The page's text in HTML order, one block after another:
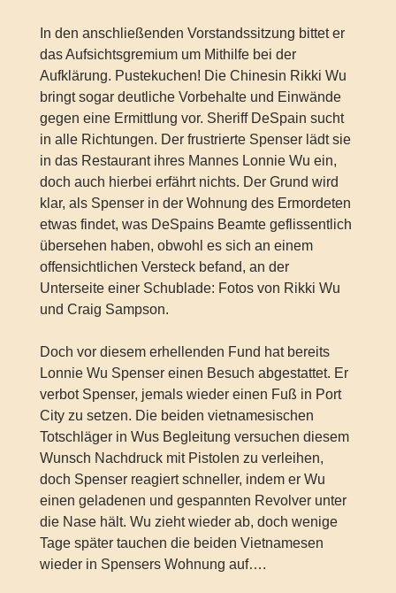
In den anschließenden Vorstandssitzung bittet er
das Aufsichtsgremium um Mithilfe bei der
Aufklärung. Pustekuchen! Die Chinesin Rikki Wu
bringt sogar deutliche Vorbehalte und Einwände
gegen eine Ermittlung vor. Sheriff DeSpain sucht
in alle Richtungen. Der frustrierte Spenser lädt sie
in das Restaurant ihres Mannes Lonnie Wu ein,
doch auch hierbei erfährt nichts. Der Grund wird
klar, als Spenser in der Wohnung des Ermordeten
etwas findet, was DeSpains Beamte geflissentlich
übersehen haben, obwohl es sich an einem
offensichtlichen Versteck befand, an der
Unterseite einer Schublade: Fotos von Rikki Wu
und Craig Sampson.
Doch vor diesem erhellenden Fund hat bereits
Lonnie Wu Spenser einen Besuch abgestattet. Er
verbot Spenser, jemals wieder einen Fuß in Port
City zu setzen. Die beiden vietnamesischen
Totschläger in Wus Begleitung versuchen diesem
Wunsch Nachdruck mit Pistolen zu verleihen,
doch Spenser reagiert schneller, indem er Wu
einen geladenen und gespannten Revolver unter
die Nase hält. Wu zieht wieder ab, doch wenige
Tage später tauchen die beiden Vietnamesen
wieder in Spensers Wohnung auf….